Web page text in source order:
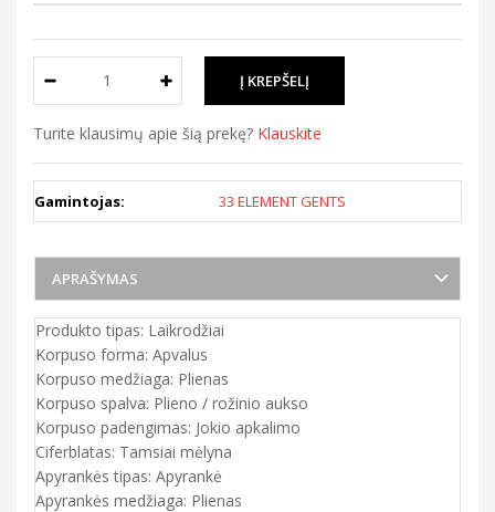
Turite klausimų apie šią prekę? Klauskite
Gamintojas: 33 ELEMENT GENTS
APRAŠYMAS
Produkto tipas: Laikrodžiai
Korpuso forma: Apvalus
Korpuso medžiaga: Plienas
Korpuso spalva: Plieno / rožinio aukso
Korpuso padengimas: Jokio apkalimo
Ciferblatas: Tamsiai mėlyna
Apyrankės tipas: Apyrankė
Apyrankės medžiaga: Plienas